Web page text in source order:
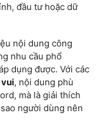
đầu tư hoặc dữ
nội dung công
nhu cầu phổ
dụng được. Với các
, nội dung phù
mà là giải thích
người dùng nên